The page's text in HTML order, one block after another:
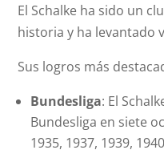
El Schalke ha sido un
historia y ha levantado
Sus logros más
Bundesliga: El
Bundesliga en siete
1935, 1937, 1939,